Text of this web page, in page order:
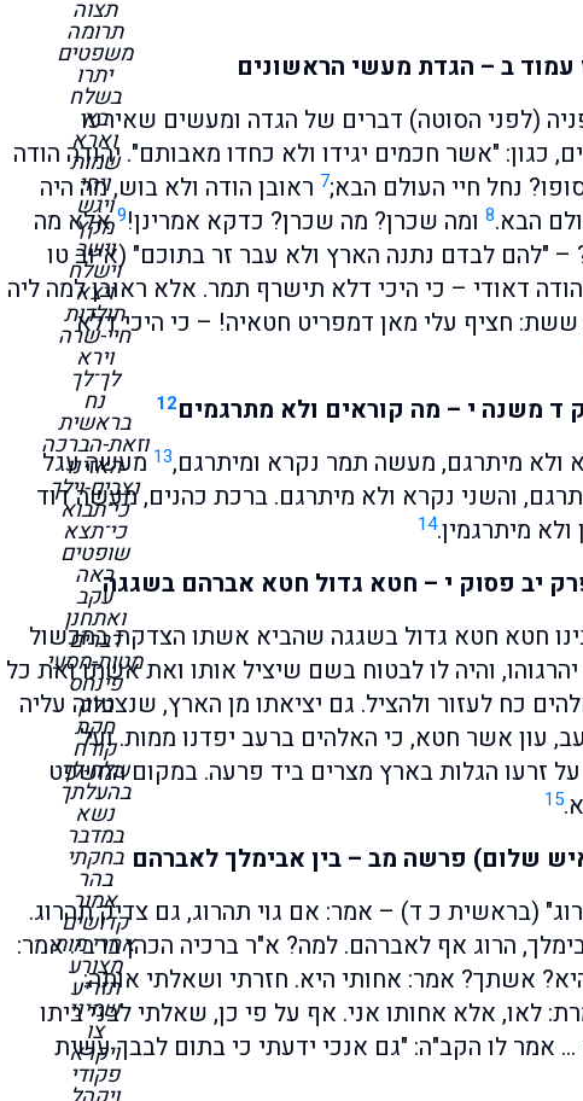
תצוה
תרומה
משפטים
יתרו
בשלח
בא
וארא
שמות
ויחי
ויגש
מקץ
וישב
וישלח
ויצא
תולדות
חיי-שרה
וירא
לך־לך
נח
בראשית
וזאת-הברכה
האזינו
נצבים-וילך
כי־תבוא
כי־תצא
שופטים
ראה
עקב
ואתחנן
דברים
מטות-מסעי
פינחס
בלק
חקת
קורח
שלח-לך
בהעלתך
נשא
במדבר
בחקתי
בהר
אמור
קדושים
אחרי מות
מצורע
תזריע
שמיני
צו
ויקרא
פקודי
ב – הגדת מעשי הראשונים
(לפני הסוטה) דברים של הגדה ומעשים שאירעו
כגון: "אשר חכמים יגידו ולא כחדו מאבותם". יהודה הודה
נחל חיי העולם הבא;7 ראובן הודה ולא בוש, מה היה
הבא.8 ומה שכרן? מה שכרן? כדקא אמרינן!9אלא מה
– "להם לבדם נתנה הארץ ולא עבר זר בתוכם" (איוב טו
דאודי – כי היכי דלא תישרף תמר. אלא ראובן למה ליה
ששת: חציף עלי מאן דמפריט חטאיה! – כי היכי דלא
ד משנה י – מה קוראים ולא מתרגמים12
ולא מיתרגם, מעשה תמר נקרא ומיתרגם,13 מעשה עגל
והשני נקרא ולא מיתרגם. ברכת כהנים, מעשה דוד
ולא מיתרגמין.14
יב פסוק י – חטא גדול חטא אברהם בשגגה
חטא חטא גדול בשגגה שהביא אשתו הצדקת במכשול
יהרגוהו, והיה לו לבטוח בשם שיציל אותו ואת אשתו ואת כל
כח לעזור ולהציל. גם יציאתו מן הארץ, שנצטווה עליה
עון אשר חטא, כי האלהים ברעב יפדנו ממות. ועל
זרעו הגלות בארץ מצרים ביד פרעה. במקום המשפט
15
שלום) פרשה מב – בין אבימלך לאברהם
(בראשית כ ד) – אמר: אם גוי תהרוג, גם צדיק תהרוג.
הרוג אף לאברהם. למה? א"ר ברכיה הכהן ברבי: אמר:
אשתך? אמר: אחותי היא. חזרתי ושאלתי אותה:
לאו, אלא אחותו אני. אף על פי כן, שאלתי לבני ביתו
… אמר לו הקב"ה: "גם אנכי ידעתי כי בתום לבבך עשית